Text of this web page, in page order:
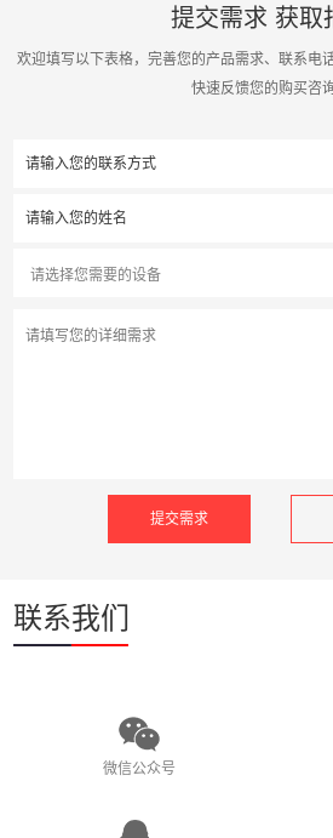
提交需求 获取
欢迎填写以下表格，完善您的产品需求、联系电
快速反馈您的购买咨询
联系我们
微信公众号